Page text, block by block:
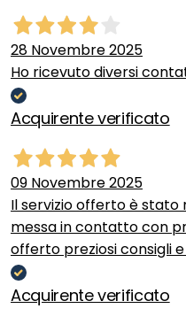
28 Novembre 2025
Ho ricevuto diversi
Acquirente verificato
09 Novembre 2025
Il servizio offerto è
messa in contatto con
offerto preziosi consigli
Acquirente verificato